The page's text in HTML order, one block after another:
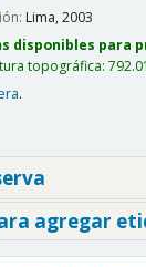
Lima,2003
disponibles para
topográfica:
.
agregar